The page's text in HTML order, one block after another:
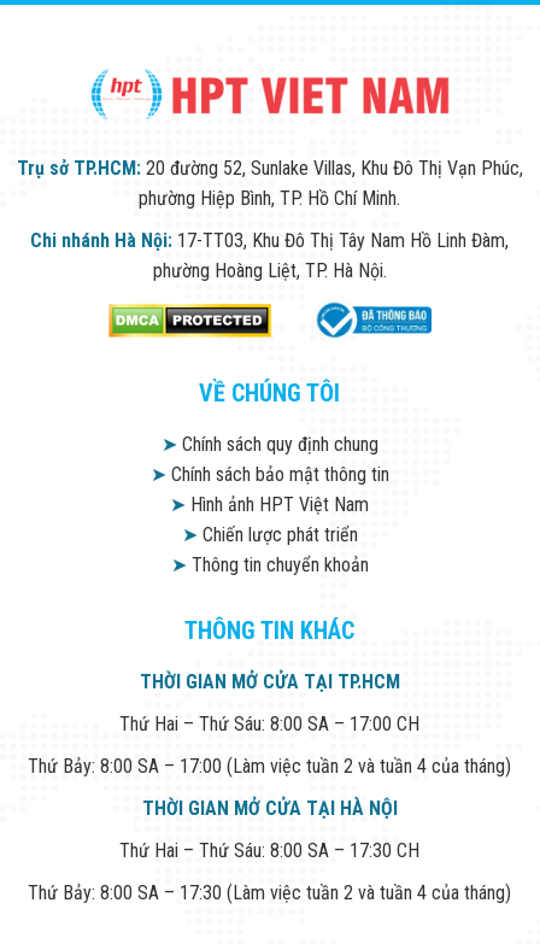
Trụ sở TP.HCM: 20 đường 52, Sunlake Villas, Khu Đô Thị Vạn Phúc,
phường Hiệp Bình, TP. Hồ Chí Minh.
Chi nhánh Hà Nội: 17-TT03, Khu Đô Thị Tây Nam Hồ Linh Đàm,
phường Hoàng Liệt, TP. Hà Nội.
VỀ CHÚNG TÔI
➤Chính sách quy định chung
➤Chính sách bảo mật thông tin
➤ Hình ảnh HPT Việt Nam
➤Chiến lược phát triển
➤Thông tin chuyển khoản
THÔNG TIN KHÁC
THỜI GIAN MỞ CỬA TẠI TP.HCM
Thứ Hai – Thứ Sáu: 8:00 SA – 17:00 CH
Thứ Bảy: 8:00 SA – 17:00 (Làm việc tuần 2 và tuần 4 của tháng)
THỜI GIAN MỞ CỬA TẠI HÀ NỘI
Thứ Hai – Thứ Sáu: 8:00 SA – 17:30 CH
Thứ Bảy: 8:00 SA – 17:30 (Làm việc tuần 2 và tuần 4 của tháng)